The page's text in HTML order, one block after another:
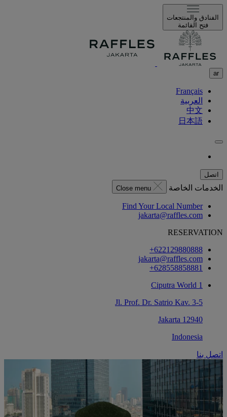
الفنادق والمنتجعات
فتح القائمة
ar
Français
العربية
中文
日本語
اتصل
الخدمات الخاصة Close menu
Find Your Local Number
jakarta@raffles.com
RESERVATION
‎+622129880888
jakarta@raffles.com
‎+628558858881
Ciputra World 1
Jl. Prof. Dr. Satrio Kav. 3-5
12940 Jakarta
Indonesia
اتصل بنا